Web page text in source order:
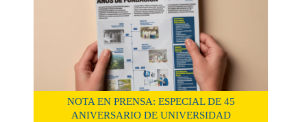
NOTA EN PRENSA: ESPECIAL DE 45
ANIVERSARIO DE UNIVERSIDAD